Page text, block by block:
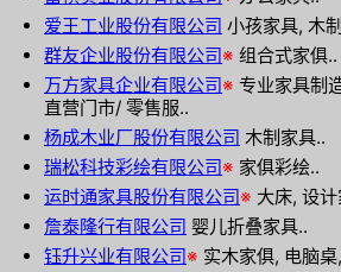
爱王工业股份有限公司 小孩家具, 木
群友企业股份有限公司※ 组合式家俱..
万方家具企业有限公司※ 专业家具制
直营门市/ 零售服..
杨成木业厂股份有限公司 木制家具..
瑞松科技彩绘有限公司※ 家俱彩绘..
运时通家具股份有限公司※ 大床, 设
詹泰隆行有限公司 婴儿折叠家具..
钰升兴业有限公司※ 实木家俱, 电脑